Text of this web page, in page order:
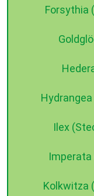
Forsythia
Ilex
Kolkwitza